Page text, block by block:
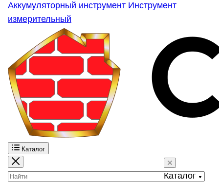
Аккумуляторный инструмент Инструмент
измерительный
Каталог
Каталог